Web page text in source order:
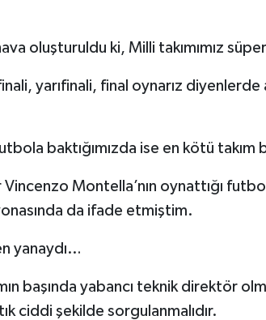
oluşturuldu ki, Milli takımımız
yarıfinali, final oynarız
baktığımızda ise en kötü takım
Montella’nın oynattığı
da ifade etmiştim.
yanaydı…
başında yabancı teknik direktör
ciddi şekilde sorgulanmalıdır.